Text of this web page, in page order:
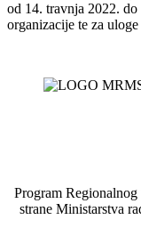
od 14. travnja 2022.
organizacije te za
Program
strane Ministarstva